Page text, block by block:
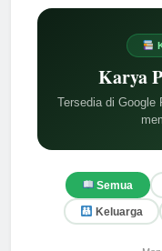
Karya
Tersedia di
Semua
Keluarga